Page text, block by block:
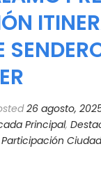
26 agosto,
Principal,
Participación